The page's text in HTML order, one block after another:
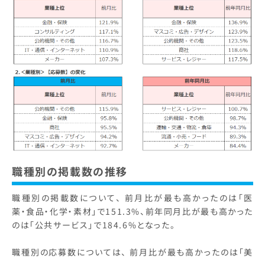
職種別の掲載数の推移
職種別の掲載数について、 前月比が最も高かったのは「医
薬・食品・化学・素材」で151.3%、前年同月比が最も高かった
のは「公共サービス」で184.6%となった。
職種別の応募数については、 前月比が最も高かったのは「美